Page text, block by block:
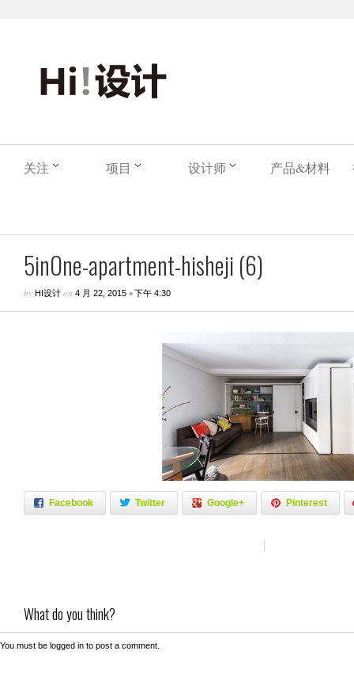
关注 项目 设计师 产品&材料
5inOne-apartment-hisheji (6)
by HI设计 on 4 月 22, 2015 •下午 4:30
Facebook Twitter Google+ Pinterest
What do you think?
You must be logged in to post a comment.